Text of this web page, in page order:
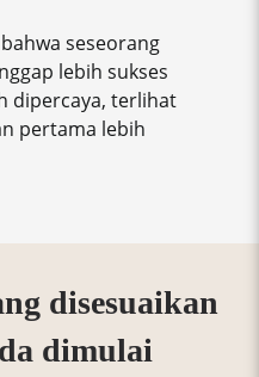
seseorang
lebih sukses
dipercaya, terlihat
pertama lebih
disesuaikan
dimulai